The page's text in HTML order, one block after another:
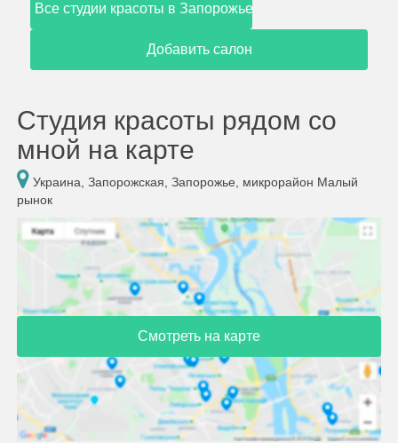
Все студии красоты в Запорожье
Добавить салон
Студия красоты рядом со
мной на карте
Украина, Запорожская, Запорожье, микрорайон Малый
рынок
Смотреть на карте